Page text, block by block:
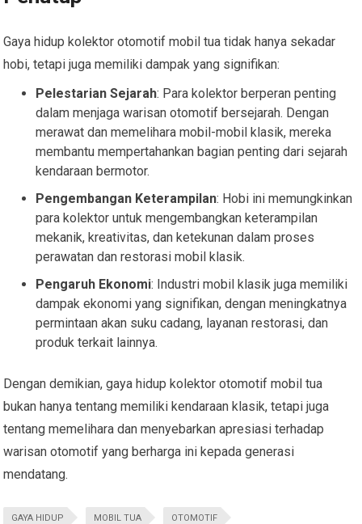
Gaya hidup kolektor otomotif mobil tua tidak hanya sekadar
hobi, tetapi juga memiliki dampak yang signifikan:
Pelestarian Sejarah: Para kolektor berperan penting
dalam menjaga warisan otomotif bersejarah. Dengan
merawat dan memelihara mobil-mobil klasik, mereka
membantu mempertahankan bagian penting dari sejarah
kendaraan bermotor.
Pengembangan Keterampilan: Hobi ini memungkinkan
para kolektor untuk mengembangkan keterampilan
mekanik, kreativitas, dan ketekunan dalam proses
perawatan dan restorasi mobil klasik.
Pengaruh Ekonomi: Industri mobil klasik juga memiliki
dampak ekonomi yang signifikan, dengan meningkatnya
permintaan akan suku cadang, layanan restorasi, dan
produk terkait lainnya.
Dengan demikian, gaya hidup kolektor otomotif mobil tua
bukan hanya tentang memiliki kendaraan klasik, tetapi juga
tentang memelihara dan menyebarkan apresiasi terhadap
warisan otomotif yang berharga ini kepada generasi
mendatang.
GAYA HIDUP MOBIL TUA OTOMOTIF